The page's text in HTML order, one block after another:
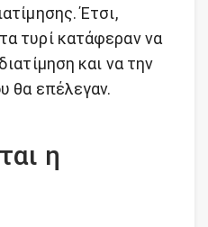
Έτσι,
τυρί κατάφεραν να
και να την
θα επέλεγαν.
η